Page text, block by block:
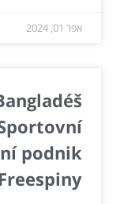
אפר 01, 2024
podnik